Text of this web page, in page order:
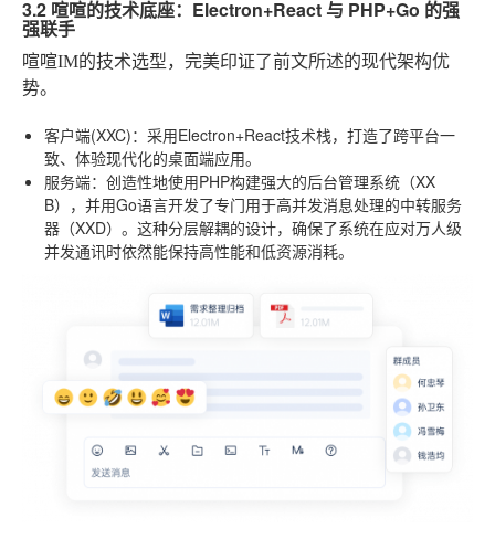
3.2 喧喧的技术底座：Electron+React 与 PHP+Go 的强
强联手
喧喧IM的技术选型，完美印证了前文所述的现代架构优
势。
客户端(XXC)：采用Electron+React技术栈，打造了跨平台一
致、体验现代化的桌面端应用。
服务端：创造性地使用PHP构建强大的后台管理系统（XX
B），并用Go语言开发了专门用于高并发消息处理的中转服务
器（XXD）。这种分层解耦的设计，确保了系统在应对万人级
并发通讯时依然能保持高性能和低资源消耗。